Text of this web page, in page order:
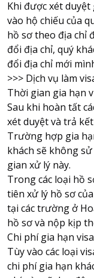
Khi được xét duyệt
vào hộ chiếu của
hồ sơ theo địa chỉ
đổi địa chỉ, quý
đổi địa chỉ mới
>>> Dịch vụ làm
Thời gian gia hạn
Sau khi hoàn tất
xét duyệt và trả
Trường hợp gia
khách sẽ không
gian xử lý này.
Trong các loại hồ
tiên xử lý hồ sơ
tại các trường ở
hồ sơ và nộp kịp
Chi phí gia hạn
Tùy vào các loại
chi phí gia hạn